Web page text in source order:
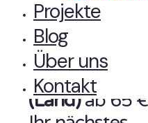
Projekte
Blog
Über uns
Kontakt
ab 65 €/
Landingpage
(Land)ab 65